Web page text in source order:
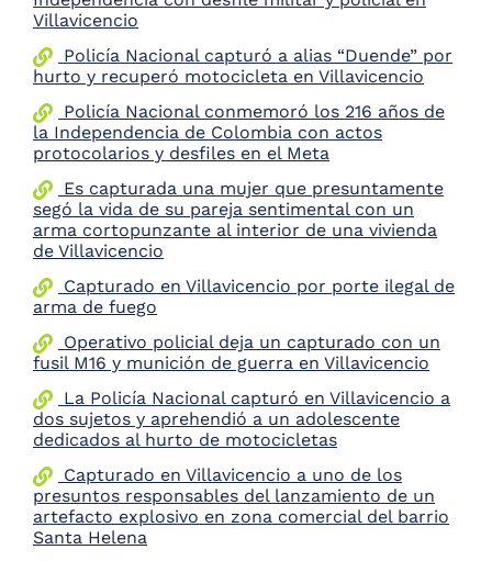
navigate
interact
content.
Villavicencio
Policía Nacional capturó a alias “Duende” por
hurto y recuperó motocicleta en Villavicencio
Policía Nacional conmemoró los 216 años de
la Independencia de Colombia con actos
protocolarios y desfiles en el Meta
Es capturada una mujer que presuntamente
segó la vida de su pareja sentimental con un
arma cortopunzante al interior de una vivienda
de Villavicencio
Capturado en Villavicencio por porte ilegal de
arma de fuego
Operativo policial deja un capturado con un
fusil M16 y munición de guerra en Villavicencio
La Policía Nacional capturó en Villavicencio a
dos sujetos y aprehendió a un adolescente
dedicados al hurto de motocicletas
Capturado en Villavicencio a uno de los
presuntos responsables del lanzamiento de un
artefacto explosivo en zona comercial del barrio
Santa Helena